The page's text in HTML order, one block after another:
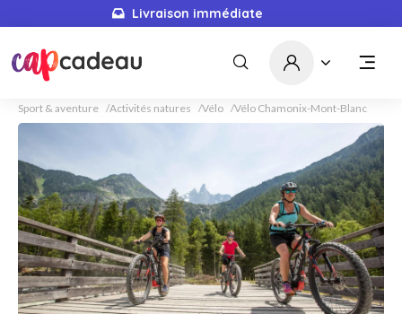
Livraison immédiate
Sport & aventure Activités natures Vélo Vélo Chamonix-Mont-Blanc